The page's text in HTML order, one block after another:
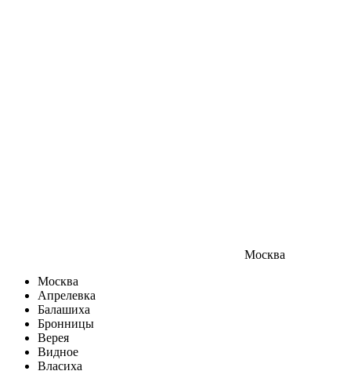
Москва
Москва
Апрелевка
Балашиха
Бронницы
Верея
Видное
Власиха